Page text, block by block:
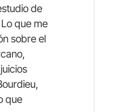
de
que me
sobre el
que